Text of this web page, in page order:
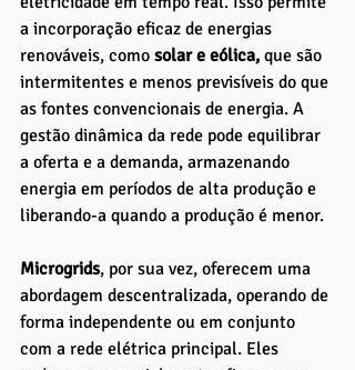
a incorporação eficaz de energias
renováveis, como solar e eólica, que são
intermitentes e menos previsíveis do que
as fontes convencionais de energia. A
gestão dinâmica da rede pode equilibrar
a oferta e a demanda, armazenando
energia em períodos de alta produção e
liberando-a quando a produção é menor.
Microgrids, por sua vez, oferecem uma
abordagem descentralizada, operando de
forma independente ou em conjunto
com a rede elétrica principal. Eles